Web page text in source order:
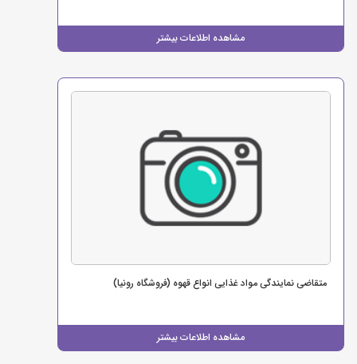
مشاهده اطلاعات بیشتر
مشاهده اطلاعات بیشتر
متقاضی نمایندگی مواد غذایی انواع قهوه (فروشگاه رونیا)